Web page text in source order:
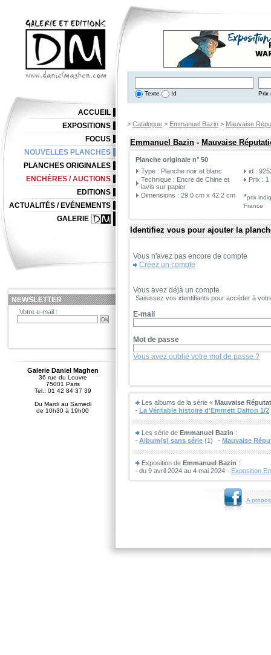
Texte Id Prix
> Catalogue > Emmanuel Bazin > Mauvaise
Emmanuel Bazin-Mauvaise
Planche originale n° 50
Type : Planche noir et blanc
Technique : Encre de Chine et
lavis sur papier
Dimensions : 29.0 cm x 42.2 cm
id :
Prix :1
*prix
France
Identifiez vous pour ajouter la
Vous n'avez pas encore de compte
Créez un compte
Vous avez déjà un compte
Saisissez vos identifiants pour accéder à
E-mail
Mot de passe
Vous avez oublié votre mot de passe ?
Les albums de la série « Mauvaise
La Véritable histoire d'Emmett Dalton 1/2
Les série de Emmanuel Bazin :
Album(s) sans série (1) Mauvaise
Exposition de Emmanuel Bazin :
du 9 avril 2024 au 4 mai 2024 - Exposition
A
ACCUEIL
EXPOSITIONS
FOCUS
NOUVELLES PLANCHES
PLANCHES ORIGINALES
ENCHÈRES / AUCTIONS
EDITIONS
ACTUALITÉS / EVÉNEMENTS
GALERIE
NEWSLETTER
Votre e-mail :
Galerie Daniel Maghen
36 rue du Louvre
75001 Paris
Tel.: 01 42 84 37 39
Du Mardi au Samedi
de 10h30 à 19h00